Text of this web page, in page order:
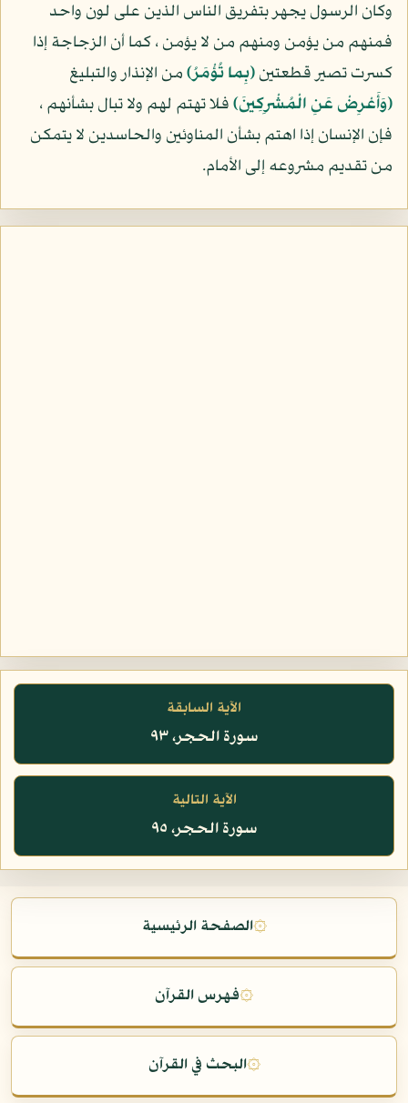
وكان الرسول يجهر بتفريق الناس الذين على لون واحد
فمنهم من يؤمن ومنهم من لا يؤمن ، كما أن الزجاجة إذا
كسرت تصير قطعتين(بِما تُؤْمَرُ)من الإنذار والتبليغ
(وَأَعْرِضْ عَنِ الْمُشْرِكِينَ)فلا تهتم لهم ولا تبال بشأنهم ،
فإن الإنسان إذا اهتم بشأن المناوئين والحاسدين لا يتمكن
من تقديم مشروعه إلى الأمام.
الآية السابقة
سورة الحجر، ٩٣
الآية التالية
سورة الحجر، ٩٥
۞الصفحة الرئيسية
۞فهرس القرآن
۞البحث في القرآن